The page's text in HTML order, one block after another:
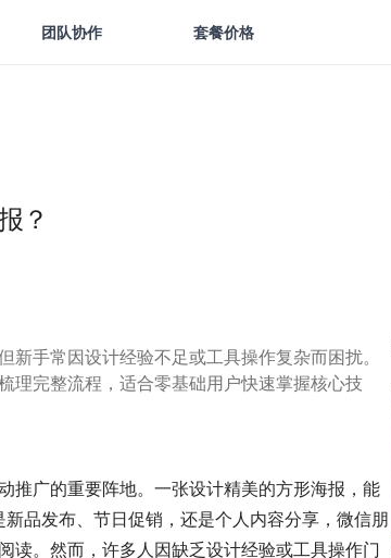
团队协作 套餐价格
？
手常因设计经验不足或工具操作复杂而困扰。
理完整流程，适合零基础用户快速掌握核心技
推广的重要阵地。一张设计精美的方形海报，能
品发布、节日促销，还是个人内容分享，微信朋
读。然而，许多人因缺乏设计经验或工具操作门